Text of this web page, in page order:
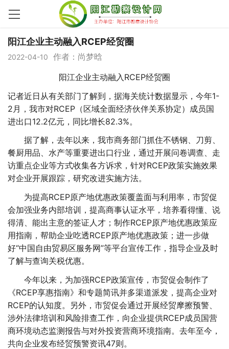
阳江企业主动融入RCEP经贸圈
2022-04-10
作者：尚梦晗
阳江企业主动融入RCEP经贸圈
记者近日从有关部门了解到，据海关统计数据显示，今年1-
2月，我市对RCEP（区域全面经济伙伴关系协定）成员国
进出口12.2亿元，同比增长82.3%。
据了解，去年以来，我市商务部门抓住不锈钢、刀剪、
餐厨用品、水产等重要进出口行业，通过开展问卷调查、走
访重点企业等方式收集各方诉求，针对RCEP政策实施效果
对企业开展跟踪，研究改进实施方法。
为提高RCEP原产地优惠政策覆盖面与利用率，市贸促
会加强业务内部培训，提高商事认证水平，培养看得懂、说
得清、能出主意的签证人才；制作RCEP原产地优惠政策应
用指南，帮助企业吃透RCEP原产地优惠政策；进一步做
好“中国自由贸易区服务网”等平台宣传工作，指导企业及时
了解与查询关税优惠。
今年以来，为加强RCEP政策宣传，市贸促会制作了
《RCEP享惠指南》和专题简讯并多渠道派发，提高企业对
RCEP的认知度。另外，市贸促会通过开展经贸摩擦预警、
涉外法律培训和风险排查工作，向企业提供RCEP成员国营
商环境动态监测报告与对外投资营商环境指南。去年至今，
共向企业发布经贸预警资讯47则。